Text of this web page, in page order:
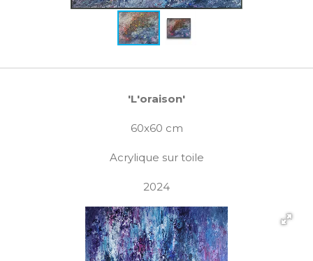
'L'oraison'
60x60 cm
Acrylique sur toile
2024